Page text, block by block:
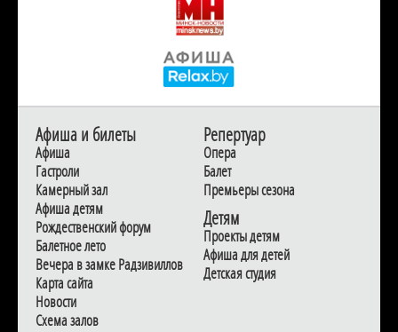
Афиша и билеты
Афиша
Гастроли
Камерный зал
Афиша детям
Рождественский форум
Балетное лето
Вечера в замке Радзивиллов
Карта сайта
Новости
Схема залов
Репертуар
Опера
Балет
Премьеры сезона
Детям
Проекты детям
Афиша для детей
Детская студия